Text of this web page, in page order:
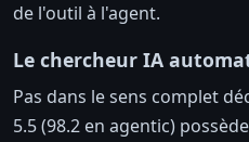
de l'outil à l'agent.
Le chercheur IA
Pas dans le sens complet
5.5 (98.2 en agentic)